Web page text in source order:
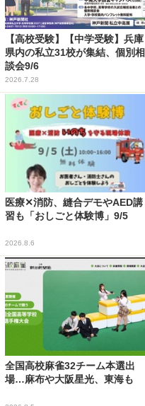
【高校受験】【中学受験】兵庫
県内の私立31校が集結、個別相
談会9/6
2026.7.28
医療✕消防、縫合デモやAED講
習も「おしごと体験博」9/5
2026.8.6
全国高校麻雀32チーム本選出
場…麻布や大阪星光、東海も